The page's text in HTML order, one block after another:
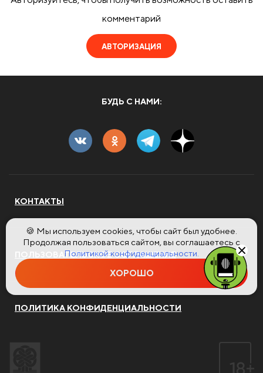
комментарий
АВТОРИЗАЦИЯ
БУДЬ С НАМИ:
КОНТАКТЫ
ПОЛЬЗОВАТЕЛЬСКОЕ СОГЛАШЕНИЕ
ПОЛИТИКА КОНФИДЕНЦИАЛЬНОСТИ
🍪 Мы используем cookies, чтобы сайт был удобнее.
Продолжая пользоваться сайтом, вы соглашаетесь с
Политикой конфиденциальности.
ХОРОШО